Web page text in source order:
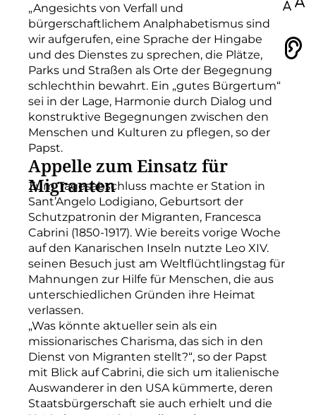
„Angesichts von Verfall und
bürgerschaftlichem Analphabetismus sind
wir aufgerufen, eine Sprache der Hingabe
und des Dienstes zu sprechen, die Plätze,
Parks und Straßen als Orte der Begegnung
schlechthin bewahrt. Ein „gutes Bürgertum“
sei in der Lage, Harmonie durch Dialog und
konstruktive Begegnungen zwischen den
Menschen und Kulturen zu pflegen, so der
Papst.
Appelle zum Einsatz für
Migranten
Zum Tagesabschluss machte er Station in
Sant’Angelo Lodigiano, Geburtsort der
Schutzpatronin der Migranten, Francesca
Cabrini (1850-1917). Wie bereits vorige Woche
auf den Kanarischen Inseln nutzte Leo XIV.
seinen Besuch just am Weltflüchtlingstag für
Mahnungen zur Hilfe für Menschen, die aus
unterschiedlichen Gründen ihre Heimat
verlassen.
„Was könnte aktueller sein als ein
missionarisches Charisma, das sich in den
Dienst von Migranten stellt?“, so der Papst
mit Blick auf Cabrini, die sich um italienische
Auswanderer in den USA kümmerte, deren
Staatsbürgerschaft sie auch erhielt und die
Vorlesen